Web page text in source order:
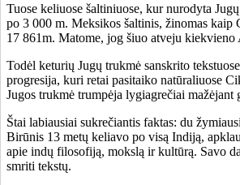
Tuose keliuose šaltiniuose, kur nurodyta
po 3 000 m. Meksikos šaltinis, žinomas
17 861m. Matome, jog šiuo atveju
Todėl keturių Jugų trukmė sanskrito
progresija, kuri retai pasitaiko natūraliuose
Jugos trukmė trumpėja lygiagrečiai
Štai labiausiai sukrečiantis faktas: du
Birūnis 13 metų keliavo po visą Indiją,
apie indų filosofiją, mokslą ir kultūrą. Savo
smriti tekstų.